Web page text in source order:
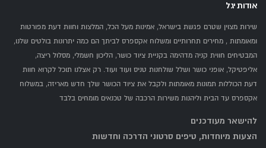
אודות יגל
שירות מצוין שטרם פגשת בישראל, אמינות מעל הכל, המלצות וחוות דעת מפורטות
ומאומתות , מחירים תחרותיים ומשלוח אקספרס לביתך הם כמה יתרונות בולטים שלנו,
המבטיחים חווית קניה מדהימה בקניית ציוד כושר, הליכון חשמלי, מסלול ריצה,
אליפטיקל, אופני כושר ושלל שולחנות טניס ועוד ועוד. רק אצלנו תוכל לקרוא חוות
דעת הכוללות תמונות מאומתות ולקבל את ציוד הכושר שלך חדש מאריזה, במשלוח
אקספרס עד הבית וליהנות משירות הרכבה של טכנאים מומחים בלבד
להישאר מעודכנים
הצעות מיוחדות, טיפים סרטוני הדרכה וחדשות